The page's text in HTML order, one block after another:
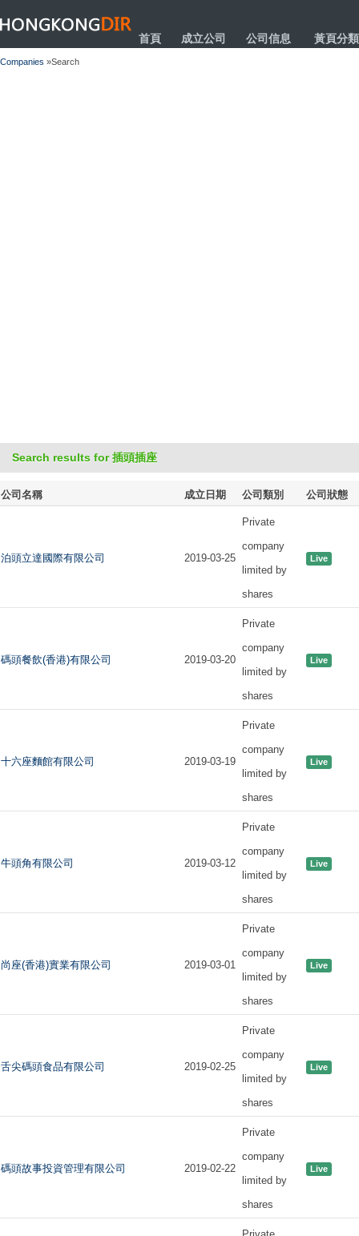
HONGKONGDIR
首頁 成立公司 公司信息 黃頁分類
Companies »Search
Search results for 插頭插座
公司名稱 成立日期 公司類別 公司狀態
泊頭立達國際有限公司 2019-03-25
Private
company
limited by
shares
Live
碼頭餐飲(香港)有限公司 2019-03-20
Private
company
limited by
shares
Live
十六座麵館有限公司 2019-03-19
Private
company
limited by
shares
Live
牛頭角有限公司 2019-03-12
Private
company
limited by
shares
Live
尚座(香港)實業有限公司 2019-03-01
Private
company
limited by
shares
Live
舌尖碼頭食品有限公司 2019-02-25
Private
company
limited by
shares
Live
碼頭故事投資管理有限公司 2019-02-22
Private
company
limited by
shares
Live